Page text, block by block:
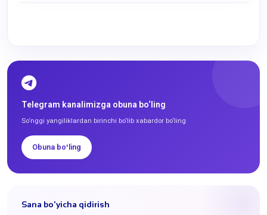
Telegram kanalimizga obuna bo‘ling
So‘nggi yangiliklardan birinchi bo‘lib xabardor bo‘ling
Obuna boʻling
Sana bo'yicha qidirish